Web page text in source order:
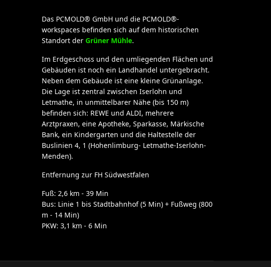
Das PCMOLD® GmbH und die PCMOLD®-
workspaces befinden sich auf dem historischen
Standort der Grüner Mühle.
Im Erdgeschoss und den umliegenden Flächen und
Gebäuden ist noch ein Landhandel untergebracht.
Neben dem Gebäude ist eine kleine Grünanlage.
Die Lage ist zentral zwischen Iserlohn und
Letmathe, in unmittelbarer Nähe (bis 150 m)
befinden sich: REWE und ALDI, mehrere
Arztpraxen, eine Apotheke, Sparkasse, Märkische
Bank, ein Kindergarten und die Haltestelle der
Buslinien 4, 1 (Hohenlimburg- Letmathe-Iserlohn-
Menden).
Entfernung zur FH Südwestfalen
Fuß: 2,6 km - 39 Min
Bus: Linie 1 bis Stadtbahnhof (5 Min) + Fußweg (800
m - 14 Min)
PKW: 3,1 km - 6 Min